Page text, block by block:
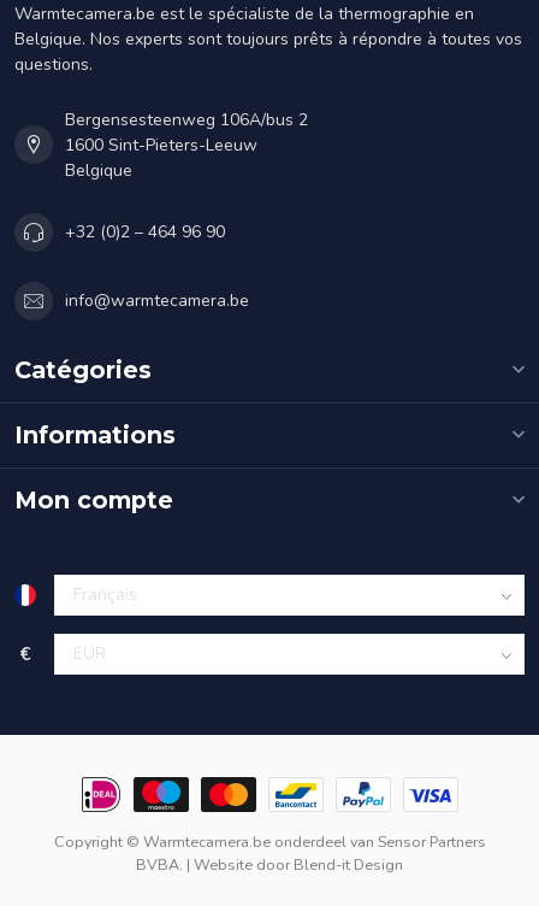
Warmtecamera.be est le spécialiste de la thermographie en
Belgique. Nos experts sont toujours prêts à répondre à toutes vos
questions.
Bergensesteenweg 106A/bus 2
1600 Sint-Pieters-Leeuw
Belgique
+32 (0)2 – 464 96 90
info@warmtecamera.be
Catégories
Informations
Mon compte
€
Copyright © Warmtecamera.be onderdeel van Sensor Partners
BVBA. | Website doorBlend-it Design